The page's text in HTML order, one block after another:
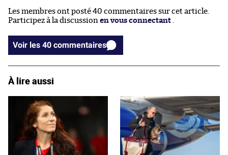
Les membres ont posté 40 commentaires sur cet article.
Participez à la discussion en vous connectant
Voir les 40 commentaires
À lire aussi